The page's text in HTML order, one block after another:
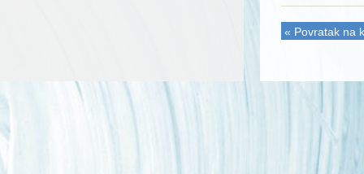
« Povratak na